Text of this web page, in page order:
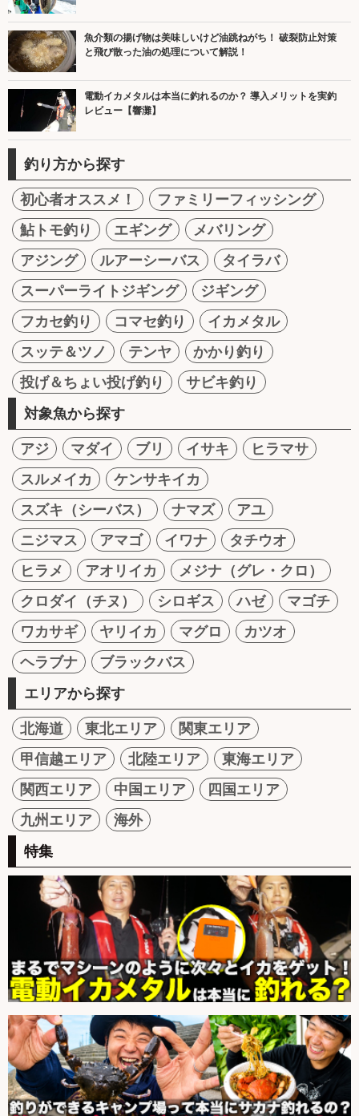
魚介類の揚げ物は美味しいけど油跳ねがち！ 破裂防止対策
と飛び散った油の処理について解説！
電動イカメタルは本当に釣れるのか？ 導入メリットを実釣
レビュー【響灘】
釣り方から探す
初心者オススメ！
ファミリーフィッシング
鮎トモ釣り
エギング
メバリング
アジング
ルアーシーバス
タイラバ
スーパーライトジギング
ジギング
フカセ釣り
コマセ釣り
イカメタル
スッテ＆ツノ
テンヤ
かかり釣り
投げ＆ちょい投げ釣り
サビキ釣り
対象魚から探す
アジ マダイ ブリ イサキ
ヒラマサ
スルメイカ
ケンサキイカ
スズキ（シーバス）
ナマズ
アユ
ニジマス
アマゴ イワナ
タチウオ
ヒラメ
アオリイカ
メジナ（グレ・クロ）
クロダイ（チヌ）
シロギス ハゼ
マゴチ
ワカサギ
ヤリイカ マグロ
カツオ
ヘラブナ
ブラックバス
エリアから探す
北海道 東北エリア
関東エリア
甲信越エリア
北陸エリア
東海エリア
関西エリア
中国エリア
四国エリア
九州エリア
海外
特集